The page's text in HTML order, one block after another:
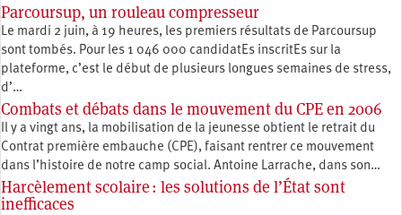
Parcoursup, un rouleau compresseur
Le mardi 2 juin, à 19 heures, les premiers résultats de Parcoursup
sont tombés. Pour les 1 046 000 candidatEs inscritEs sur la
plateforme, c’est le début de plusieurs longues semaines de stress,
d’…
Combats et débats dans le mouvement du CPE en 2006
Il y a vingt ans, la mobilisation de la jeunesse obtient le retrait du
Contrat première embauche (CPE), faisant rentrer ce mouvement
dans l’histoire de notre camp social. Antoine Larrache, dans son…
Harcèlement scolaire : les solutions de l’État sont
inefficaces